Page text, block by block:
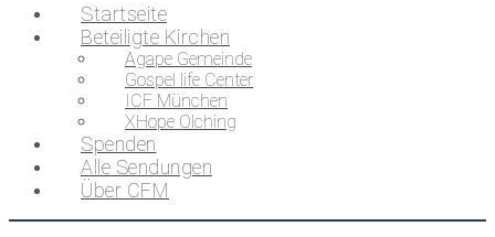
Startseite
Beteiligte Kirchen
Agape Gemeinde
Gospel life Center
ICF München
XHope Olching
Spenden
Alle Sendungen
Über CFM